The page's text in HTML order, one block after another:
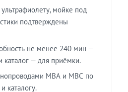
мойке под
подтверждены
не менее 240 мин —
каталог — для приёмки.
МВА и МВС по
каталогу.